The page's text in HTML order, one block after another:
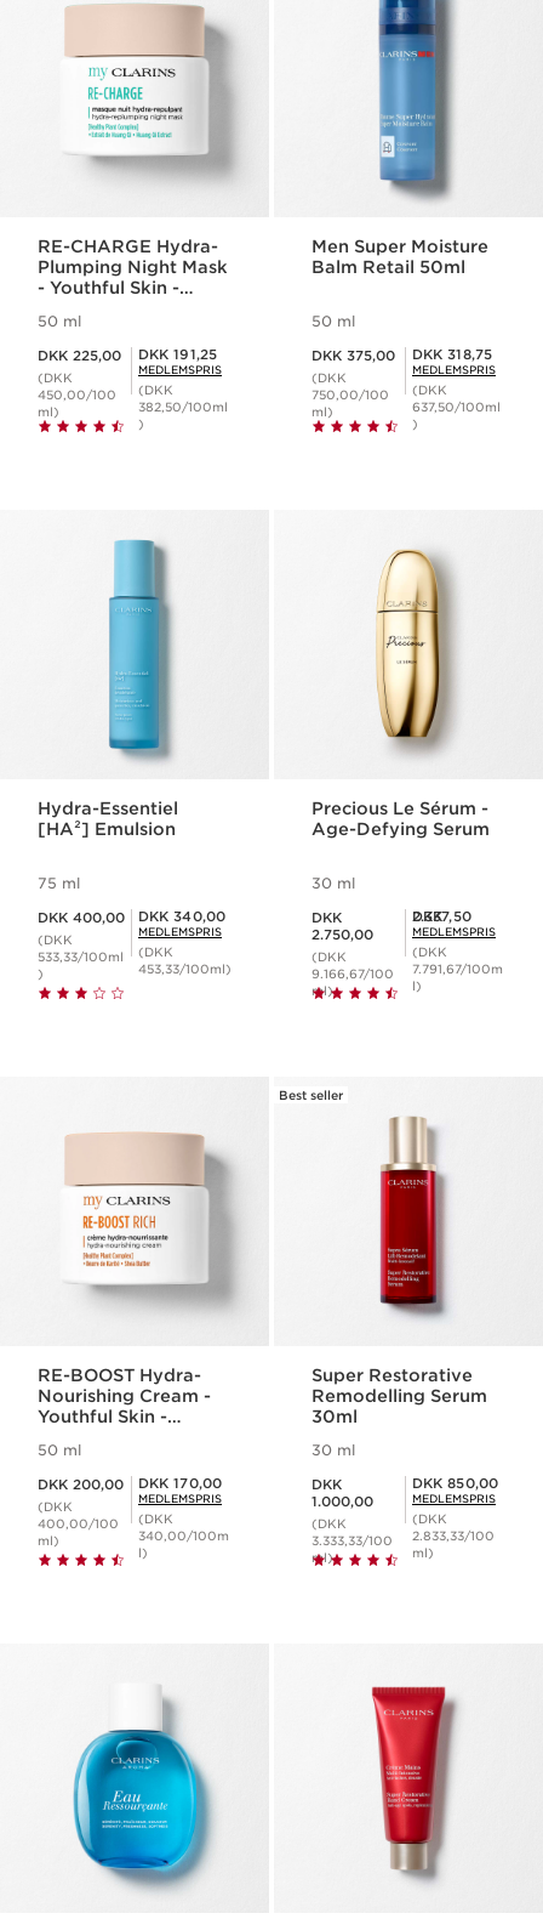
RE-CHARGE Hydra-
Plumping Night Mask
- Youthful Skin -
50 ml
DKK 225,00
(DKK
450,00/100
ml)
Medlemspris DKK 191,25
DKK 191,25
MEDLEMSPRIS
(DKK
382,50/100ml
)
Men Super Moisture
Balm Retail 50ml
50 ml
DKK 375,00
(DKK
750,00/100
ml)
Medlemspris DKK 318,75
DKK 318,75
MEDLEMSPRIS
(DKK
637,50/100ml
)
Hydra-Essentiel
[HA²] Emulsion
75 ml
DKK 400,00
(DKK
533,33/100ml
)
Medlemspris DKK 340,00
DKK 340,00
MEDLEMSPRIS
(DKK
453,33/100ml)
Precious Le Sérum -
Age-Defying Serum
30 ml
DKK
2.750,00
(DKK
9.166,67/100
ml)
Medlemspris DKK 2.337,50
DKK 2.337,50
MEDLEMSPRIS
(DKK
7.791,67/100m
l)
RE-BOOST Hydra-
Nourishing Cream -
Youthful Skin -
50 ml
DKK 200,00
(DKK
400,00/100
ml)
Medlemspris DKK 170,00
DKK 170,00
MEDLEMSPRIS
(DKK
340,00/100m
l)
Best seller
Super Restorative
Remodelling Serum
30ml
30 ml
DKK
1.000,00
(DKK
3.333,33/100
ml)
Medlemspris DKK 850,00
DKK 850,00
MEDLEMSPRIS
(DKK
2.833,33/100
ml)